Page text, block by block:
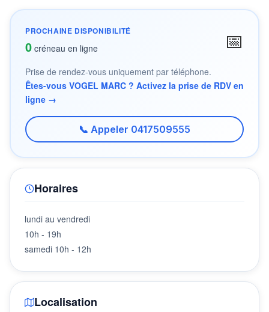
PROCHAINE DISPONIBILITÉ
0 créneau en ligne 📅
Prise de rendez-vous uniquement par téléphone.
Êtes-vous VOGEL MARC ? Activez la prise de RDV en
ligne →
📞 Appeler 0417509555
Horaires
lundi au vendredi
10h - 19h
samedi 10h - 12h
Localisation